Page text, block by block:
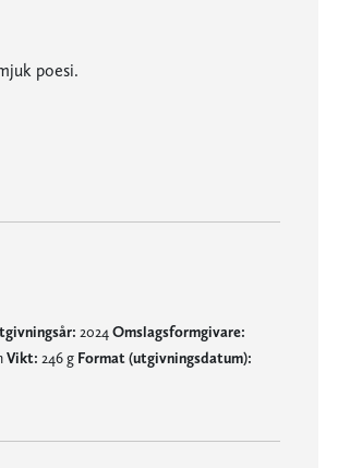
poesi.
2024 Omslagsformgivare:
Vikt: 246 g Format (utgivningsdatum):